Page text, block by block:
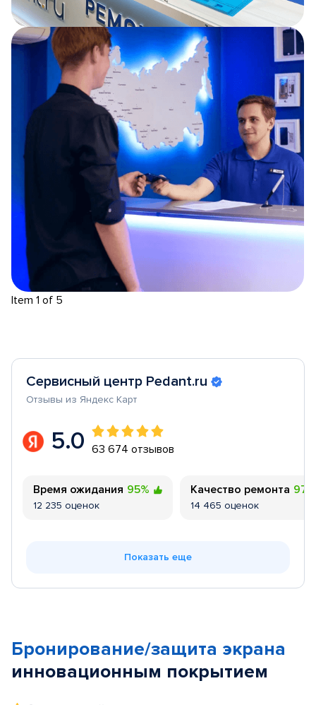
Item 1 of 5
Сервисный центр Pedant.ru
Отзывы из Яндекс Карт
5.0 63 674 отзывов
Время ожидания 95%
12 235 оценок
Качество ремонта 97%
14 465 оценок
Показать еще
Бронирование/защита экрана
инновационным покрытием